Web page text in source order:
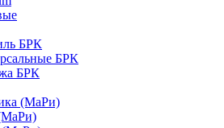
БРК
БРК
БРК
(МаРи)